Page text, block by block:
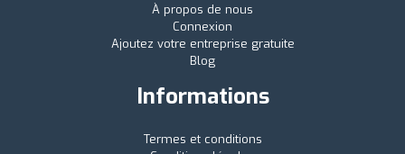
À propos de nous
Connexion
Ajoutez votre entreprise gratuite
Blog
Informations
Termes et conditions